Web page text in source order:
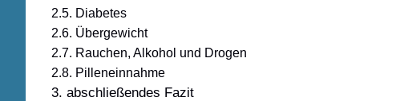
2.5. Diabetes
2.6. Übergewicht
2.7. Rauchen, Alkohol und Drogen
2.8. Pilleneinnahme
3. abschließendes Fazit